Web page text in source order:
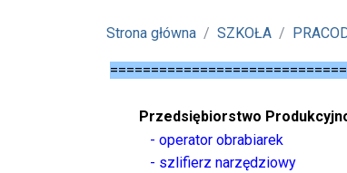
Strona główna SZKOŁA
Przedsiębiorstwo
- operator obrabiarek
- szlifierz narzędziowy